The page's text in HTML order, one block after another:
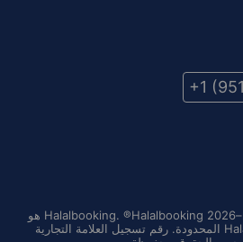
+1
حقوق التأليف والنشر © 2014–2026 Halalbooking. ®Halalbooking هو
اسم تجاري لشركة Halalbooking المحدودة. رقم تسجيل العلامة التجارية